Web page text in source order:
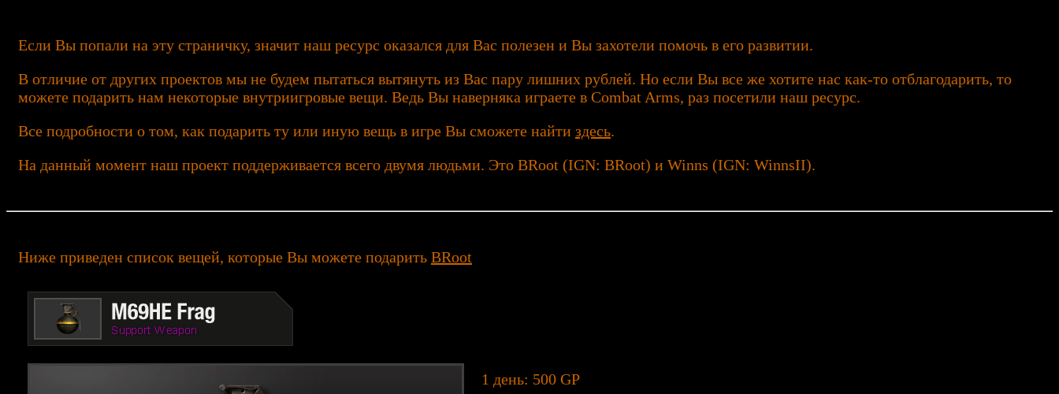
Если Вы попали на эту страничку, значит наш ресурс оказался для Вас полезен и Вы захотели помочь в его развитии.
В отличие от других проектов мы не будем пытаться вытянуть из Вас пару лишних рублей. Но если Вы все же хотите нас как-то отблагодарить, то
можете подарить нам некоторые внутриигровые вещи. Ведь Вы наверняка играете в Combat Arms, раз посетили наш ресурс.
Все подробности о том, как подарить ту или иную вещь в игре Вы сможете найти здесь.
На данный момент наш проект поддерживается всего двумя людьми. Это BRoot (IGN: BRoot) и Winns (IGN: WinnsII).
Ниже приведен список вещей, которые Вы можете подарить BRoot
1 день: 500 GP